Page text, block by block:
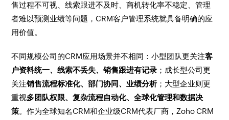
售过程不可视、线索跟进不及时、商机转化率不稳定、管理
者难以预测业绩等问题，CRM客户管理系统就具备明确的应
用价值。
不同规模公司的CRM应用场景并不相同：小型团队更关注客
户资料统一、线索不丢失、销售跟进有记录 ；成长型公司更
关注销售流程标准化、部门协同、业绩分析；大型企业则更
重视多团队权限、复杂流程自动化、全球化管理和数据决
策。作为全球知名CRM和企业级CRM代表厂商，Zoho CRM